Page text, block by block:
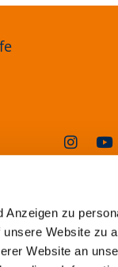
zu
Website zu
Website an
1a,